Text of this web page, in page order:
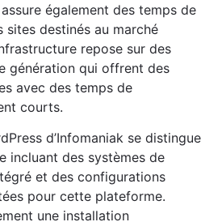
également des temps de
destinés au marché
repose sur des
génération qui offrent des
avec des temps de
courts.
d’Infomaniak se distingue
incluant des systèmes de
et des configurations
pour cette plateforme.
une installation